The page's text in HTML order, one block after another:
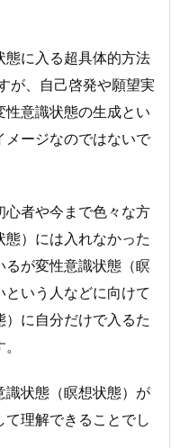
態に入る超具体的方法
が、自己啓発や願望実
意識状態の生成とい
メージなのではないで
心者や今まで色々な方
）には入れなかった
るが変性意識状態（瞑
いう人などに向けて
に自分だけで入るた
識状態（瞑想状態）が
理解できることでし